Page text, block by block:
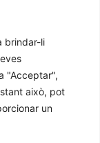
brindar-li
"Acceptar",
això, pot
un